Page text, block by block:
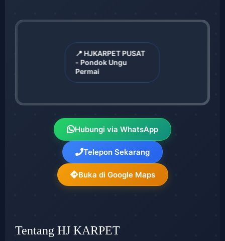
📍 HJKARPET PUSAT
- Pondok Ungu
Permai
Hubungi via WhatsApp
Telepon Sekarang
Buka di Google Maps
Tentang HJ KARPET